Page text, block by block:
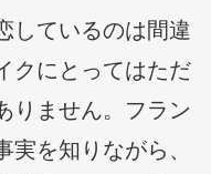
しているのは間違
クにとってはただ
りません。フラン
を知りながら、